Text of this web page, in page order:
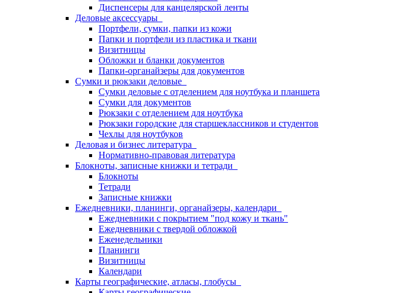
Диспенсеры для канцелярской ленты
Деловые аксессуары
Портфели, сумки, папки из кожи
Папки и портфели из пластика и ткани
Визитницы
Обложки и бланки документов
Папки-органайзеры для документов
Сумки и рюкзаки деловые
Сумки деловые с отделением для ноутбука и планшета
Сумки для документов
Рюкзаки с отделением для ноутбука
Рюкзаки городские для старшеклассников и студентов
Чехлы для ноутбуков
Деловая и бизнес литература
Нормативно-правовая литература
Блокноты, записные книжки и тетради
Блокноты
Тетради
Записные книжки
Ежедневники, планинги, органайзеры, календари
Ежедневники с покрытием "под кожу и ткань"
Ежедневники с твердой обложкой
Еженедельники
Планинги
Визитницы
Календари
Карты географические, атласы, глобусы